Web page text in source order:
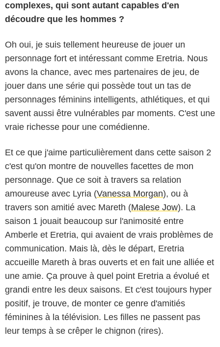
complexes, qui sont autant capables d'en
découdre que les hommes ?
Oh oui, je suis tellement heureuse de jouer un
personnage fort et intéressant comme Eretria. Nous
avons la chance, avec mes partenaires de jeu, de
jouer dans une série qui possède tout un tas de
personnages féminins intelligents, athlétiques, et qui
savent aussi être vulnérables par moments. C'est une
vraie richesse pour une comédienne.
Et ce que j'aime particulièrement dans cette saison 2
c'est qu'on montre de nouvelles facettes de mon
personnage. Que ce soit à travers sa relation
amoureuse avec Lyria (Vanessa Morgan), ou à
travers son amitié avec Mareth (Malese Jow). La
saison 1 jouait beaucoup sur l'animosité entre
Amberle et Eretria, qui avaient de vrais problèmes de
communication. Mais là, dès le départ, Eretria
accueille Mareth à bras ouverts et en fait une alliée et
une amie. Ça prouve à quel point Eretria a évolué et
grandi entre les deux saisons. Et c'est toujours hyper
positif, je trouve, de monter ce genre d'amitiés
féminines à la télévision. Les filles ne passent pas
leur temps à se crêper le chignon (rires).